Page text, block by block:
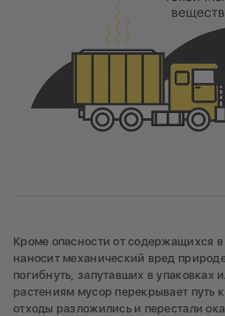
утилизации мусора.
А что сдают в
энергетики?
Отходы ТЭЦ и ГРЭС — зола и
могут получить вторую
переработать в
Кроме опасности от содержащихся
наносит механический вред
погибнуть, запутавших в упаковках
растениям мусор перекрывает путь
отходы разложились и перестали